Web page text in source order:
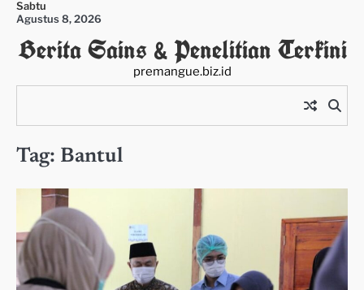
Skip
content
Sabtu
Agustus 8, 2026
Berita Sains & Penelitian Terkini
premangue.biz.id
Tag: Bantul